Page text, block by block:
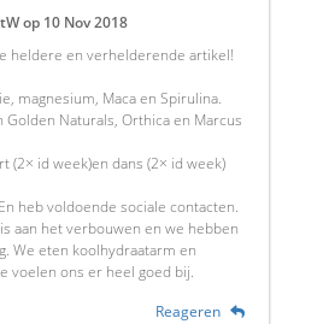
op 10 Nov 2018
heldere en verhelderende artikel!
magnesium, Maca en Spirulina.
Golden Naturals, Orthica en Marcus
(2× id week)en dans (2× id week)
heb voldoende sociale contacten.
aan het verbouwen en we hebben
We eten koolhydraatarm en
voelen ons er heel goed bij.
Reageren